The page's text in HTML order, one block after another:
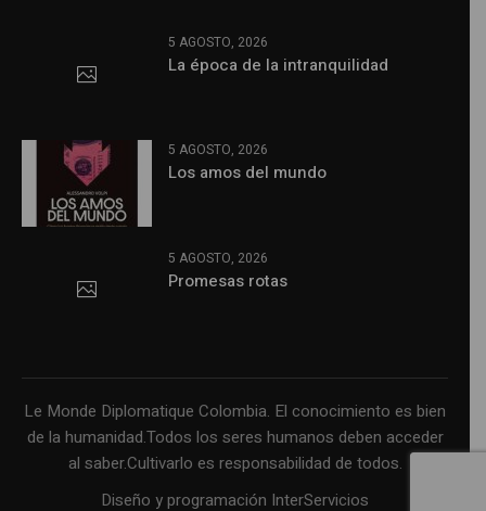
5 AGOSTO, 2026
La época de la intranquilidad
5 AGOSTO, 2026
Los amos del mundo
5 AGOSTO, 2026
Promesas rotas
Le Monde Diplomatique Colombia. El conocimiento es bien
de la humanidad.Todos los seres humanos deben acceder
al saber.Cultivarlo es responsabilidad de todos.
Diseño y programación InterServicios